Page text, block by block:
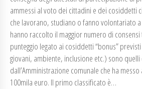
ammessi al voto dei cittadini e dei cosiddetti
che lavorano, studiano o fanno volontariato
hanno raccolto il maggior numero di
punteggio legato ai cosiddetti “bonus”
giovani, ambiente, inclusione etc.) sono
dall’Amministrazione comunale che ha
100mila euro. Il primo classificato è…